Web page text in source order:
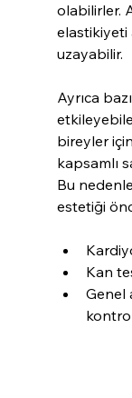
olabilirler.
elastikiyeti
uzayabilir.
Ayrıca
bireyler
kapsamlı
Bu
estetiği
Kan
Genel